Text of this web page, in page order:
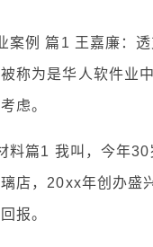
案例 篇1 王嘉廉：
称为是华人软件业
虑。
料篇1 我叫，今年
店，20xx年创办盛
报。